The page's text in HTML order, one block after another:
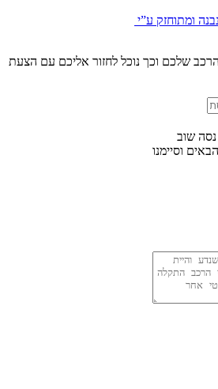
ומתוחזק ע”י
שלכם וכך נוכל לחזור אליכם עם הצעת
שוב
וסיימנו